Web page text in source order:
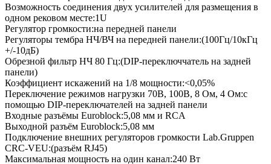
Возможность соединения двух усилителей для размещения в
одном рековом месте:1U
Регулятор громкости:на передней панели
Регуляторы тембра НЧ/ВЧ на передней панели:(100Гц/10кГц
+/-10дБ)
Обрезной фильтр НЧ 80 Гц:(DIP-переключчатель на задней
панели)
Коэффициент искажений на 1/8 мощности:<0,05%
Переключение режимов нагрузки 70В, 100В, 8 Ом, 4 Ом:с
помощью DIP-переключателей на задней панели
Входные разъёмы Euroblock:5,08 мм и RCA
Выходной разъём Euroblock:5,08 мм
Подключение внешних регуляторов громкости Lab.Gruppen
CRC-VEU:(разъём RJ45)
Максимальная мощность на один канал:240 Вт